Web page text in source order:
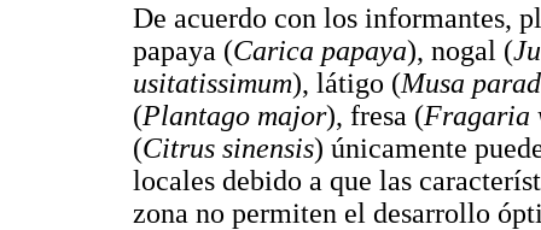
De acuerdo con los informantes,
papaya (Carica papaya), nogal (
usitatissimum), látigo (Musa
(Plantago major), fresa (Fragaria
(Citrus sinensis) únicamente
locales debido a que las
zona no permiten el desarrollo